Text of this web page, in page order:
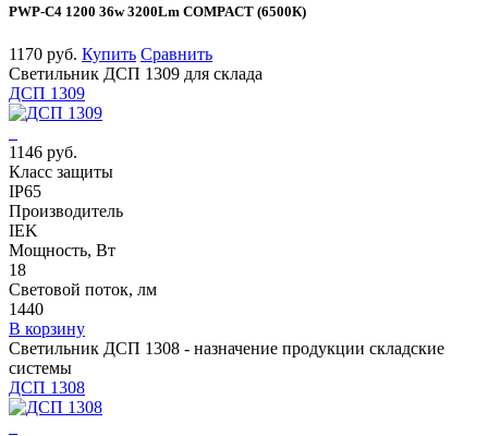
PWP-С4 1200 36w 3200Lm COMPACT (6500К)
1170 руб. Купить Сравнить
Светильник ДСП 1309 для склада
ДСП 1309
1146 руб.
Класс защиты
IP65
Производитель
IEK
Мощность, Вт
18
Световой поток, лм
1440
В корзину
Светильник ДСП 1308 - назначение продукции складские
системы
ДСП 1308